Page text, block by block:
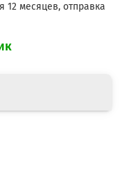
12 месяцев, отправка